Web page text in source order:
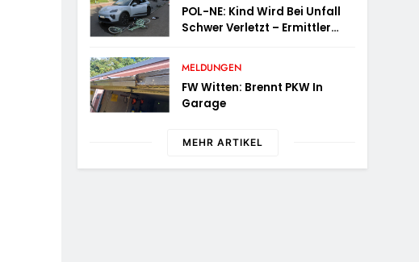
POL-NE: Kind Wird Bei Unfall
Schwer Verletzt – Ermittler
MELDUNGEN
FW Witten: Brennt PKW In
Garage
MEHR ARTIKEL